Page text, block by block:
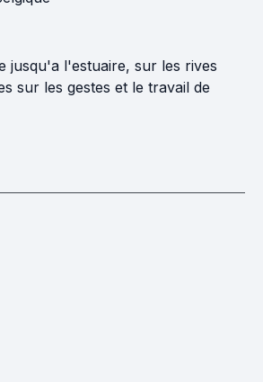
jusqu'a l'estuaire, sur les rives
sur les gestes et le travail de